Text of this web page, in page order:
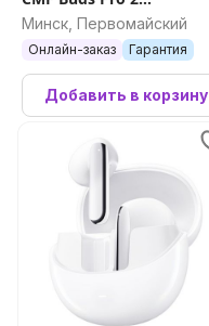
(оранжевый)
Минск, Первомайский
Онлайн-заказ Гарантия
Добавить в корзину